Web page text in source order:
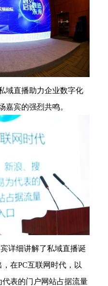
域直播助力企业数字化
嘉宾的强烈共鸣。
详细讲解了私域直播诞
，在PC互联网时代，以
表的门户网站占据流量